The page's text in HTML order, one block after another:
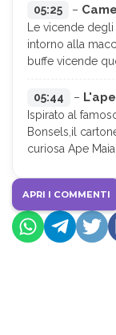
05:25 –
Le vicende
intorno alla
buffe vicende
05:44 –
Ispirato al
Bonsels,il
curiosa Ape
APRI I COMMENTI